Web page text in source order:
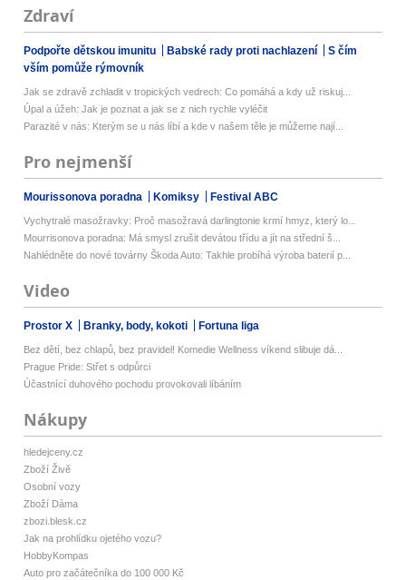
Zdraví
Podpořte dětskou imunitu Babské rady proti nachlazení
S čím
vším pomůže rýmovník
Jak se zdravě zchladit v tropických vedrech: Co pomáhá a kdy už riskuj...
Úpal a úžeh: Jak je poznat a jak se z nich rychle vyléčit
Parazité v nás: Kterým se u nás líbí a kde v našem těle je můžeme nají...
Pro nejmenší
Mourissonova poradna Komiksy Festival ABC
Vychytralé masožravky: Proč masožravá darlingtonie krmí hmyz, který lo...
Mourrisonova poradna: Má smysl zrušit devátou třídu a jít na střední š...
Nahlédněte do nové továrny Škoda Auto: Takhle probíhá výroba baterií p...
Video
Prostor X Branky, body, kokoti Fortuna liga
Bez dětí, bez chlapů, bez pravidel! Komedie Wellness víkend slibuje dá...
Prague Pride: Střet s odpůrci
Účastnící duhového pochodu provokovali líbáním
Nákupy
hledejceny.cz
Zboží Živě
Osobní vozy
Zboží Dáma
zbozi.blesk.cz
Jak na prohlídku ojetého vozu?
HobbyKompas
Auto pro začátečníka do 100 000 Kč